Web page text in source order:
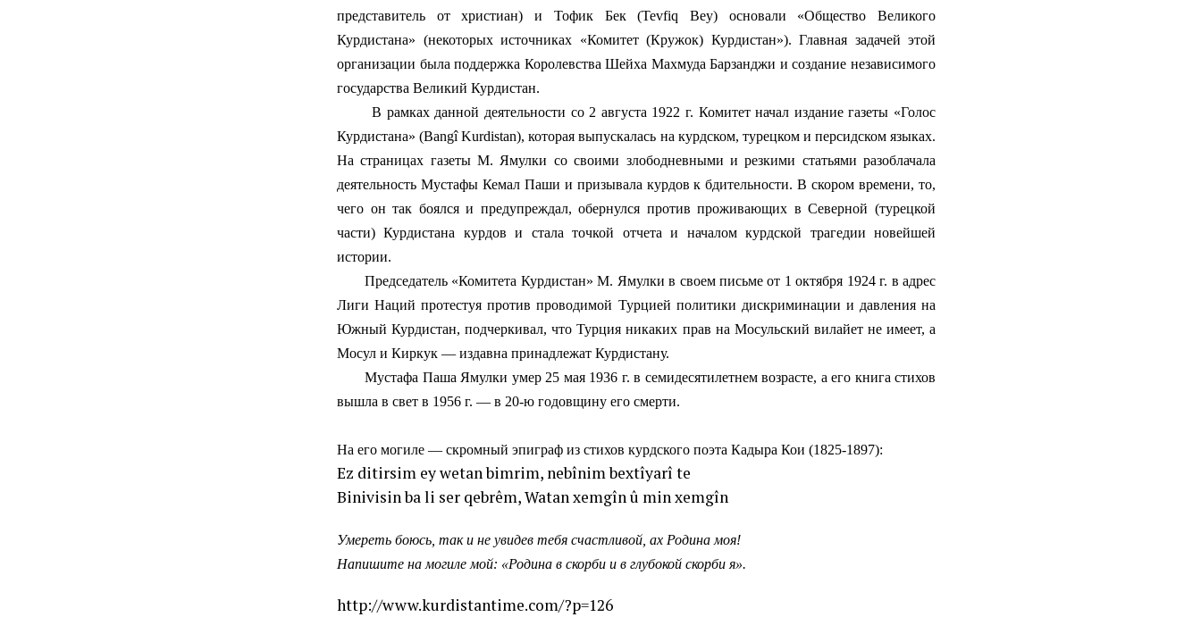
представитель от христиан) и Тофик Бек (Tevfiq Bey) основали «Общество Великого
Курдистана» (некоторых источниках «Комитет (Кружок) Курдистан»). Главная задачей этой
организации была поддержка Королевства Шейха Махмуда Барзанджи и создание независимого
государства Великий Курдистан.
В рамках данной деятельности со 2 августа 1922 г. Комитет начал издание газеты «Голос
Курдистана» (Bangî Kurdistan), которая выпускалась на курдском, турецком и персидском языках.
На страницах газеты М. Ямулки со своими злободневными и резкими статьями разоблачала
деятельность Мустафы Кемал Паши и призывала курдов к бдительности. В скором времени, то,
чего он так боялся и предупреждал, обернулся против проживающих в Северной (турецкой
части) Курдистана курдов и стала точкой отчета и началом курдской трагедии новейшей
истории.
Председатель «Комитета Курдистан» М. Ямулки в своем письме от 1 октября 1924 г. в адрес
Лиги Наций протестуя против проводимой Турцией политики дискриминации и давления на
Южный Курдистан, подчеркивал, что Турция никаких прав на Мосульский вилайет не имеет, а
Мосул и Киркук — издавна принадлежат Курдистану.
Мустафа Паша Ямулки умер 25 мая 1936 г. в семидесятилетнем возрасте, а его книга стихов
вышла в свет в 1956 г. — в 20-ю годовщину его смерти.
На его могиле — скромный эпиграф из стихов курдского поэта Кадыра Кои (1825-1897):
Ez ditirsim ey wetan bimrim, nebînim bextîyarî te
Binivisin ba li ser qebrêm, Watan xemgîn û min xemgîn
Умереть боюсь, так и не увидев тебя счастливой, ах Родина моя!
Напишите на могиле мой: «Родина в скорби и в глубокой скорби я».
http://www.kurdistantime.com/?p=126